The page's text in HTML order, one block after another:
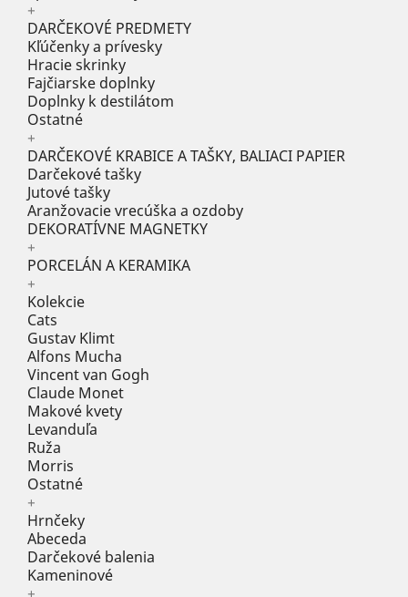
+
DARČEKOVÉ PREDMETY
Kľúčenky a prívesky
Hracie skrinky
Fajčiarske doplnky
Doplnky k destilátom
Ostatné
+
DARČEKOVÉ KRABICE A TAŠKY, BALIACI PAPIER
Darčekové tašky
Jutové tašky
Aranžovacie vrecúška a ozdoby
DEKORATÍVNE MAGNETKY
+
PORCELÁN A KERAMIKA
+
Kolekcie
Cats
Gustav Klimt
Alfons Mucha
Vincent van Gogh
Claude Monet
Makové kvety
Levanduľa
Ruža
Morris
Ostatné
+
Hrnčeky
Abeceda
Darčekové balenia
Kameninové